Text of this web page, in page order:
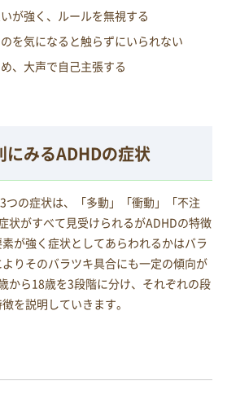
が強く、ルールを無視する
を気になると触らずにいられない
、大声で自己主張する
にみるADHDの症状
つの症状は、「多動」「衝動」「不注
状がすべて見受けられるがADHDの特徴
が強く症状としてあらわれるかはバラ
りそのバラツキ具合にも一定の傾向が
から18歳を3段階に分け、それぞれの段
を説明していきます。